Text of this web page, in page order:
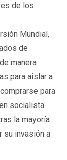
de los
Mundial,
de
manera
para aislar a
para
socialista.
la mayoría
su invasión a